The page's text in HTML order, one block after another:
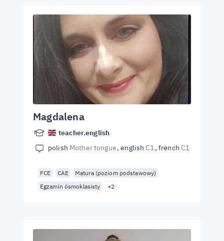
Magdalena
teacher.english
polish Mother tongue english C1 french C1
FCE CAE
Matura (poziom podstawowy)
Egzamin ósmoklasisty
+2